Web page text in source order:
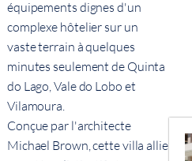
équipements dignes d'un
complexe hôtelier sur un
vaste terrain à quelques
minutes seulement de Quinta
do Lago, Vale do Lobo et
Vilamoura.
Conçue par l'architecte
Michael Brown, cette villa allie